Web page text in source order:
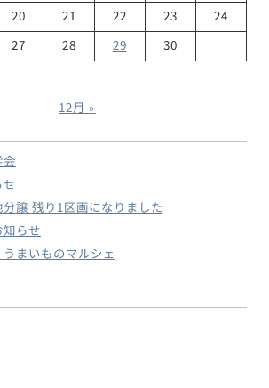
20 21 22 23
24
27 28 29 30
12月 »
会
せ
譲 残り1区画になりました
らせ
まいものマルシェ